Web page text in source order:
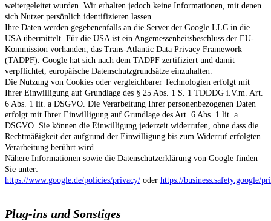
weitergeleitet wurden. Wir erhalten jedoch keine Informationen, mit denen
sich Nutzer persönlich identifizieren lassen.
Ihre Daten werden gegebenenfalls an die Server der Google LLC in die
USA übermittelt. Für die USA ist ein Angemessenheitsbeschluss der EU-
Kommission vorhanden, das Trans-Atlantic Data Privacy Framework
(TADPF). Google hat sich nach dem TADPF zertifiziert und damit
verpflichtet, europäische Datenschutzgrundsätze einzuhalten.
Die Nutzung von Cookies oder vergleichbarer Technologien erfolgt mit
Ihrer Einwilligung auf Grundlage des § 25 Abs. 1 S. 1 TDDDG i.V.m. Art.
6 Abs. 1 lit. a DSGVO. Die Verarbeitung Ihrer personenbezogenen Daten
erfolgt mit Ihrer Einwilligung auf Grundlage des Art. 6 Abs. 1 lit. a
DSGVO. Sie können die Einwilligung jederzeit widerrufen, ohne dass die
Rechtmäßigkeit der aufgrund der Einwilligung bis zum Widerruf erfolgten
Verarbeitung berührt wird.
Nähere Informationen sowie die Datenschutzerklärung von Google finden
Sie unter:
https://www.google.de/policies/privacy/ oder https://business.safety.google/
Plug-ins und Sonstiges